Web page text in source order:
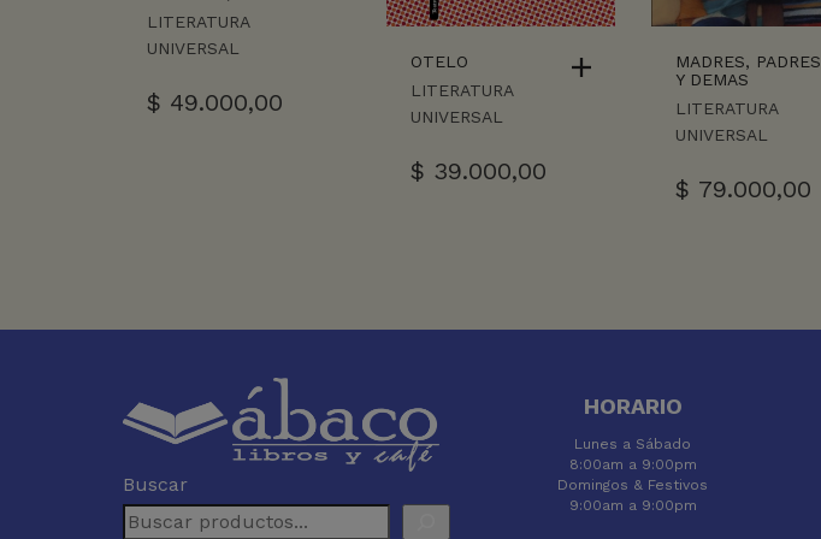
LITERATURA
UNIVERSAL
$ 49.000,00
OTELO
LITERATURA
UNIVERSAL
$ 39.000,00
MADRES, PADRES
Y DEMAS
LITERATURA
UNIVERSAL
$ 79.000,00
Buscar
HORARIO
Lunes a Sábado
8:00am a 9:00pm
Domingos & Festivos
9:00am a 9:00pm